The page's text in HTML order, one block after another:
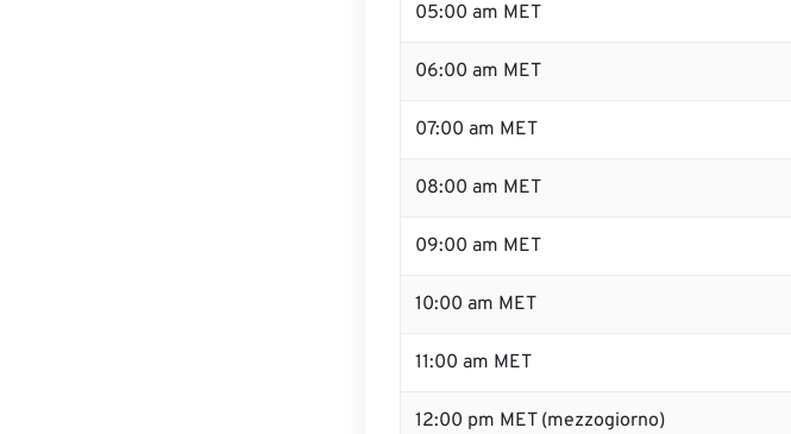
05:00 am MET
06:00 am MET
07:00 am MET
08:00 am MET
09:00 am MET
10:00 am MET
11:00 am MET
12:00 pm MET (mezzogiorno)